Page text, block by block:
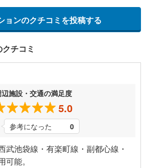
ョンのクチコミを投稿する
チコミ
辺施設・交通の満足度
5.0
参考になった 0
武池袋線・有楽町線・副都心線・
能。